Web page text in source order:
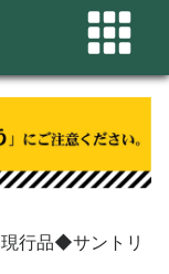
現行品◆サントリ